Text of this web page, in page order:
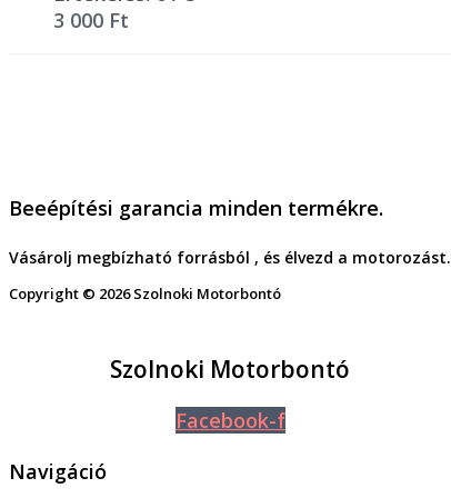
3 000 Ft
Beeépítési garancia minden termékre.
Vásárolj megbízható forrásból , és élvezd a motorozást.
Copyright © 2026 Szolnoki Motorbontó
Szolnoki Motorbontó
Facebook-f
Navigáció